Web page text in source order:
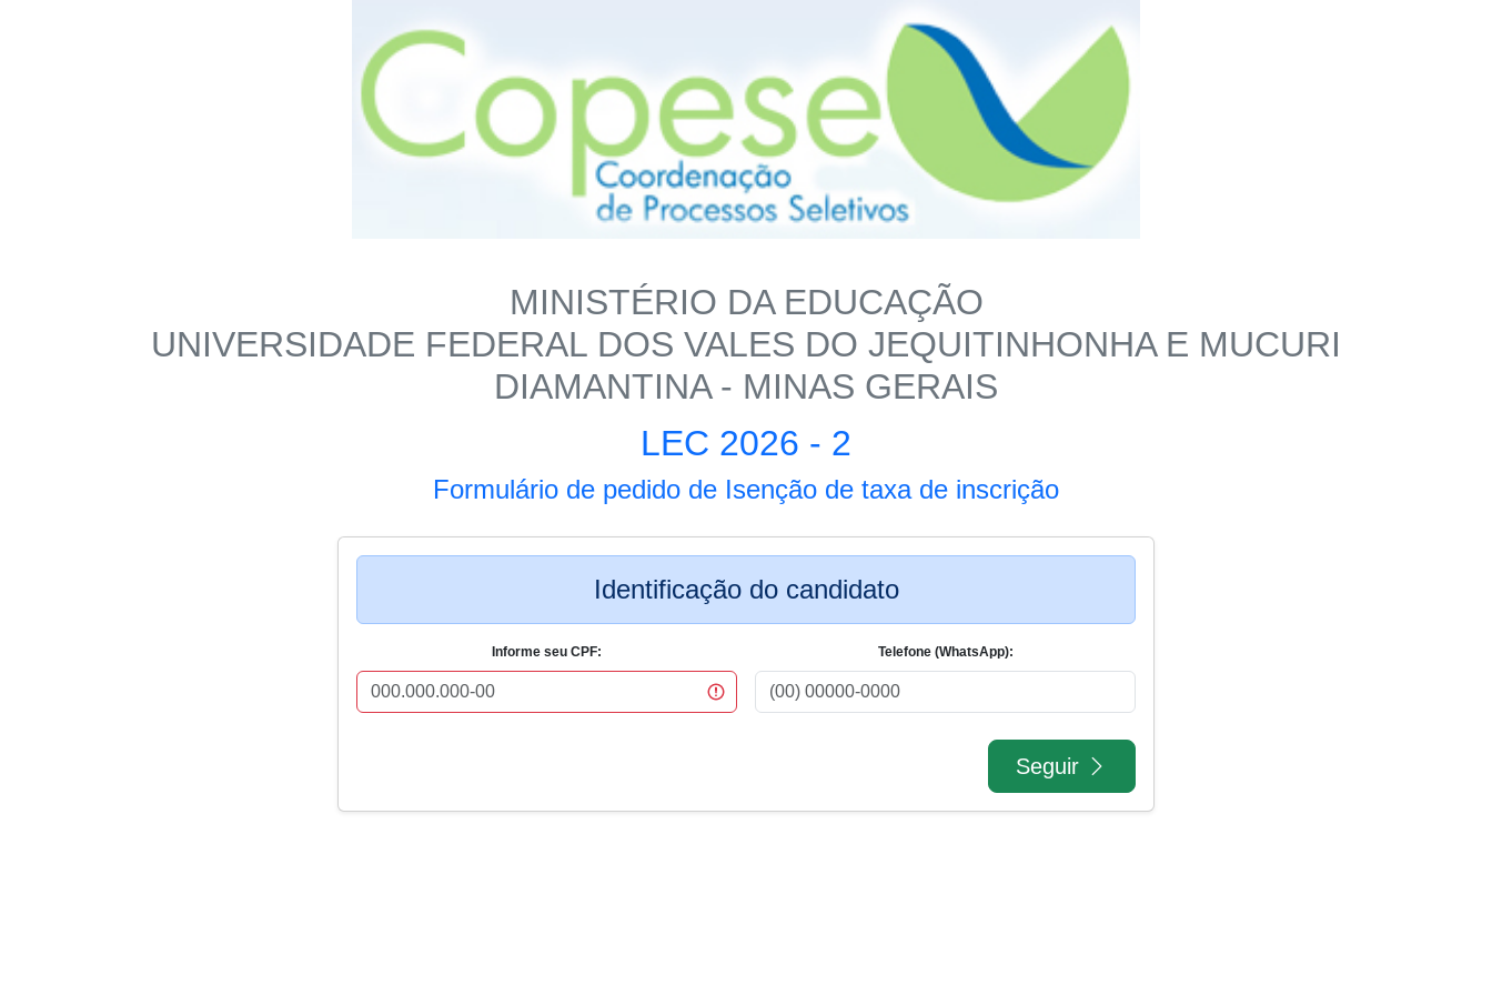
MINISTÉRIO DA EDUCAÇÃO
UNIVERSIDADE FEDERAL DOS VALES DO JEQUITINHONHA E MUCURI
DIAMANTINA - MINAS GERAIS
LEC 2026 - 2
Formulário de pedido de Isenção de taxa de inscrição
Identificação do candidato
Informe seu CPF: Telefone (WhatsApp):
Seguir